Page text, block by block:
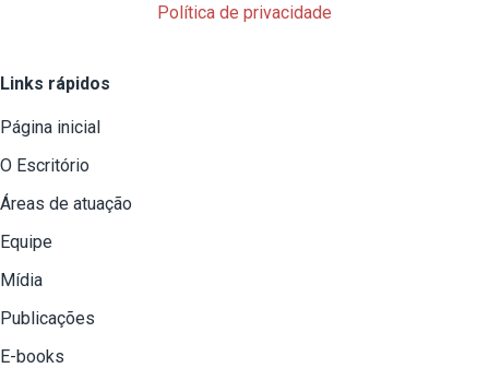
Política de privacidade
Links rápidos
Página inicial
O Escritório
Áreas de atuação
Equipe
Mídia
Publicações
E-books